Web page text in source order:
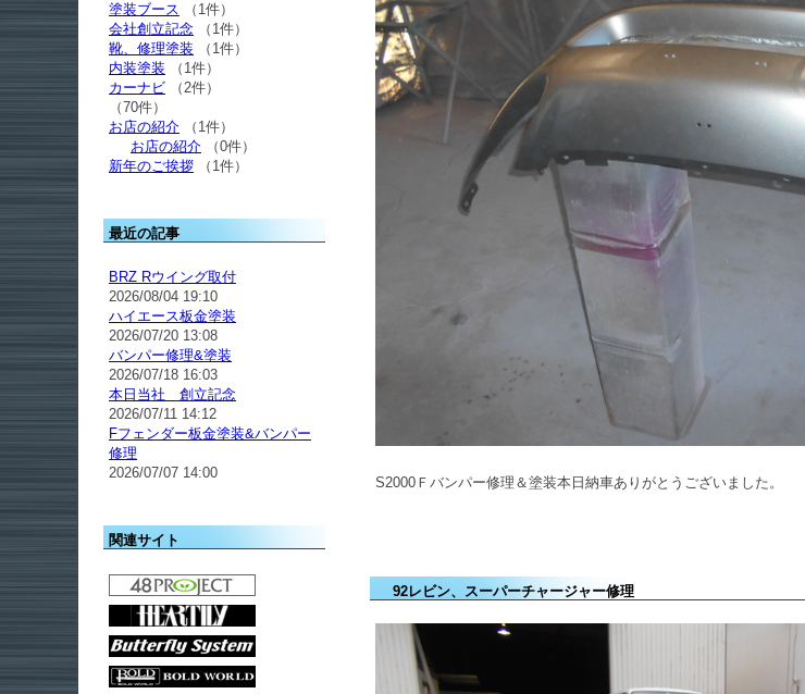
S2000Ｆバンパー修理＆塗装本日納車ありがとうございました。
92レビン、スーパーチャージャー修理
塗装ブース （1件）
会社創立記念 （1件）
靴、修理塗装 （1件）
内装塗装 （1件）
カーナビ （2件）
（70件）
お店の紹介 （1件）
お店の紹介 （0件）
新年のご挨拶 （1件）
最近の記事
BRZ Rウイング取付
2026/08/04 19:10
ハイエース板金塗装
2026/07/20 13:08
バンパー修理&塗装
2026/07/18 16:03
本日当社 創立記念
2026/07/11 14:12
Fフェンダー板金塗装&バンパー
修理
2026/07/07 14:00
関連サイト